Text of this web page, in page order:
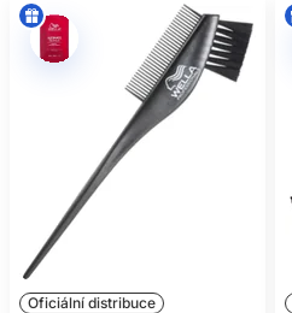
Oficiální distribuce